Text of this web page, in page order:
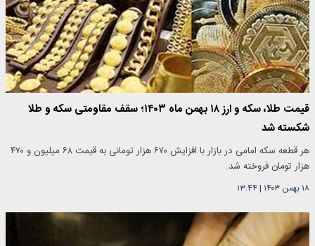
قیمت طلا، سکه و ارز ۱۸ بهمن ماه ۱۴۰۳؛ سقف مقاومتی سکه و طلا
شکسته شد
هر قطعه سکه امامی در بازار با افزایش ۶۷۰ هزار تومانی به قیمت ۶۸ میلیون و ۴۷۰
هزار تومان فروخته شد. ‌
۱۸ بهمن ۱۴۰۳ |۱۳:۴۴